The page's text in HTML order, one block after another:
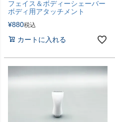
フェイス＆ボディーシェーバー
ボディ用アタッチメント
¥880税込
カートに入れる